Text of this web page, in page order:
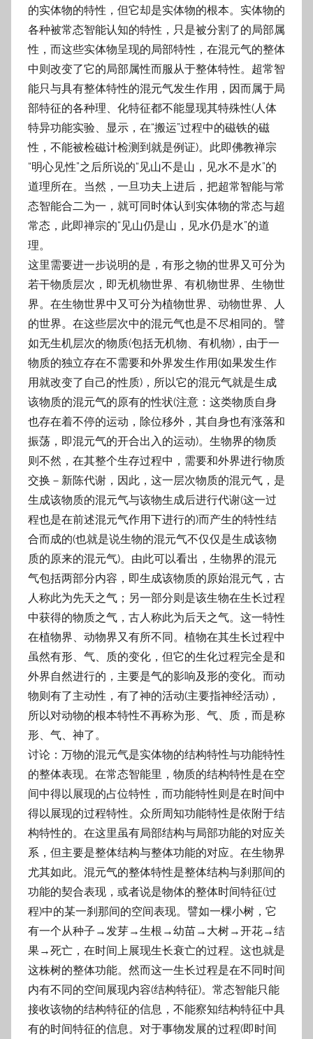
的实体物的特性，但它却是实体物的根本。实体物的
各种被常态智能认知的特性，只是被分割了的局部属
性，而这些实体物呈现的局部特性，在混元气的整体
中则改变了它的局部属性而服从于整体特性。超常智
能只与具有整体特性的混元气发生作用，因而属于局
部特征的各种理、化特征都不能显现其特殊性(人体
特异功能实验、显示，在“搬运”过程中的磁铁的磁
性，不能被检磁计检测到就是例证)。此即佛教禅宗
“明心见性”之后所说的“见山不是山，见水不是水”的
道理所在。当然，一旦功夫上进后，把超常智能与常
态智能合二为一，就可同时体认到实体物的常态与超
常态，此即禅宗的“见山仍是山，见水仍是水”的道
理。
这里需要进一步说明的是，有形之物的世界又可分为
若干物质层次，即无机物世界、有机物世界、生物世
界。在生物世界中又可分为植物世界、动物世界、人
的世界。在这些层次中的混元气也是不尽相同的。譬
如无生机层次的物质(包括无机物、有机物)，由于一
物质的独立存在不需要和外界发生作用(如果发生作
用就改变了自己的性质)，所以它的混元气就是生成
该物质的混元气的原有的性状(注意：这类物质自身
也存在着不停的运动，除位移外，其自身也有涨落和
振荡，即混元气的开合出入的运动)。生物界的物质
则不然，在其整个生存过程中，需要和外界进行物质
交换－新陈代谢，因此，这一层次物质的混元气，是
生成该物质的混元气与该物生成后进行代谢(这一过
程也是在前述混元气作用下进行的)而产生的特性结
合而成的(也就是说生物的混元气不仅仅是生成该物
质的原来的混元气)。由此可以看出，生物界的混元
气包括两部分内容，即生成该物质的原始混元气，古
人称此为先天之气；另一部分则是该生物在生长过程
中获得的物质之气，古人称此为后天之气。这一特性
在植物界、动物界又有所不同。植物在其生长过程中
虽然有形、气、质的变化，但它的生化过程完全是和
外界自然进行的，主要是气的影响及形的变化。而动
物则有了主动性，有了神的活动(主要指神经活动)，
所以对动物的根本特性不再称为形、气、质，而是称
形、气、神了。
讨论：万物的混元气是实体物的结构特性与功能特性
的整体表现。在常态智能里，物质的结构特性是在空
间中得以展现的占位特性，而功能特性则是在时间中
得以展现的过程特性。众所周知功能特性是依附于结
构特性的。在这里虽有局部结构与局部功能的对应关
系，但主要是整体结构与整体功能的对应。在生物界
尤其如此。混元气的整体特性是整体结构与刹那间的
功能的契合表现，或者说是物体的整体时间特征(过
程)中的某一刹那间的空间表现。譬如一棵小树，它
有一个从种子→发芽→生根→幼苗→大树→开花→结
果→死亡，在时间上展现生长衰亡的过程。这也就是
这株树的整体功能。然而这一生长过程是在不同时间
内有不同的空间展现内容(结构特征)。常态智能只能
接收该物的结构特征的信息，不能察知结构特征中具
有的时间特征的信息。对于事物发展的过程(即时间